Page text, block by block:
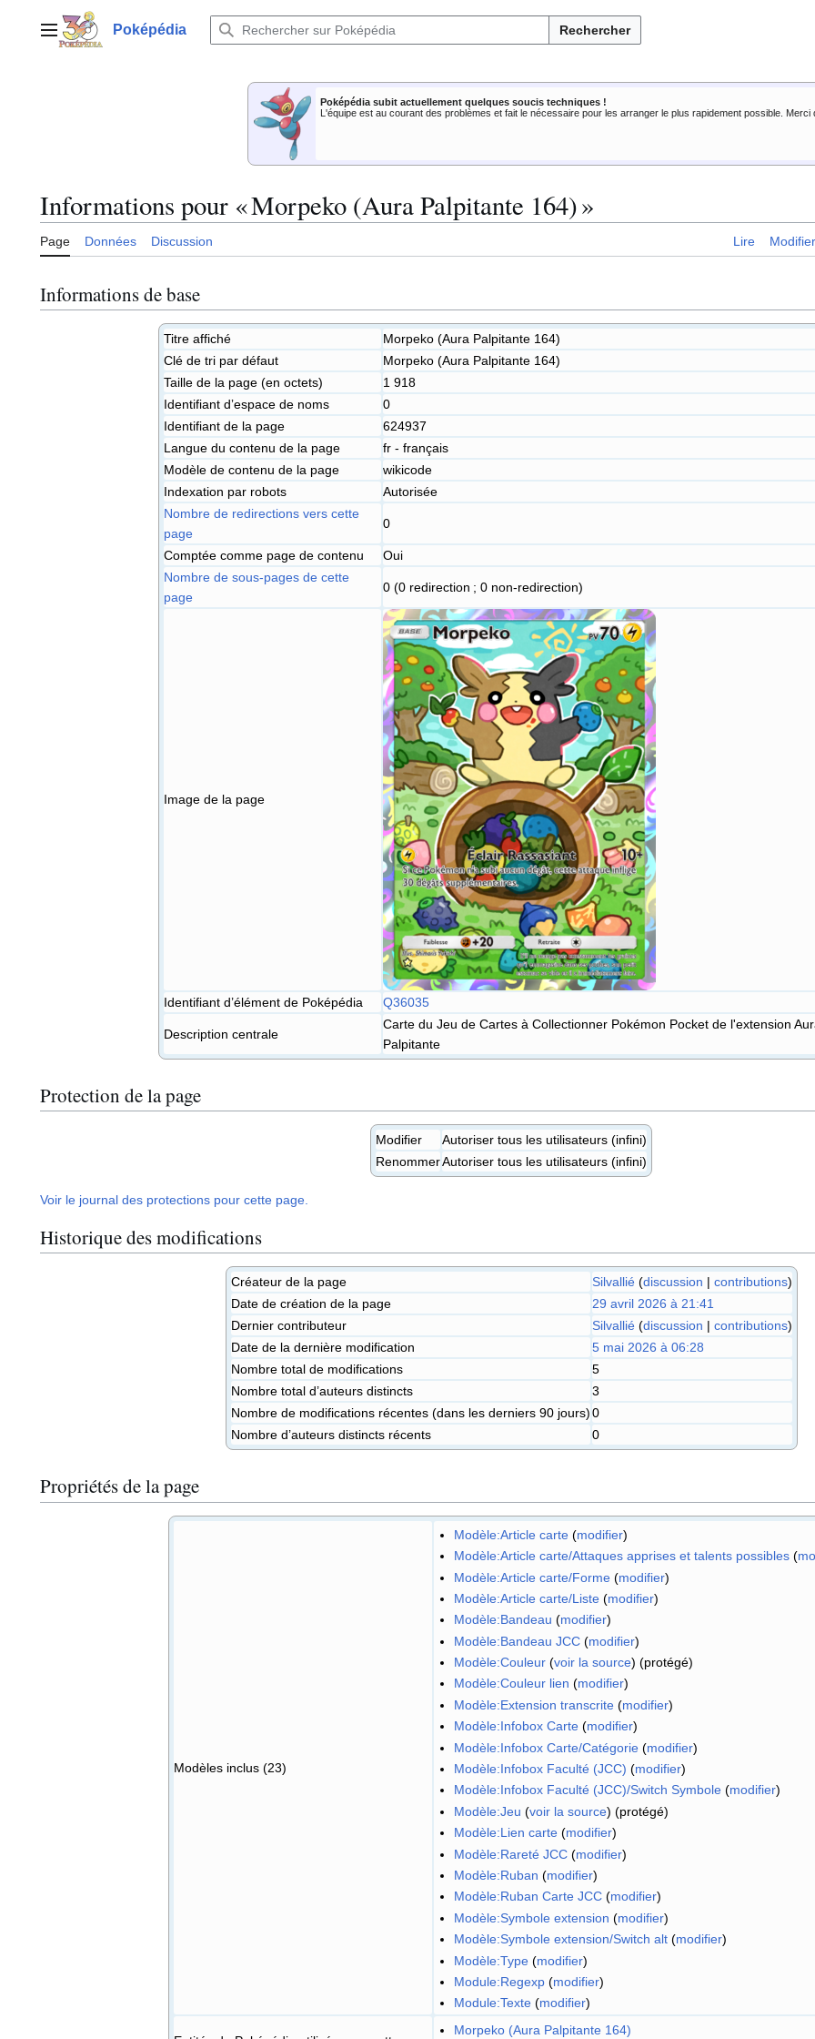
contenuMenu principalPoképédia Rechercher
Poképédia subit actuellement quelques soucis techniques !
L'équipe est au courant des problèmes et fait le nécessaire pour les arranger le plus rapidement possible.
Informations pour « Morpeko (Aura Palpitante 164) »
Page Données Discussion Lire Modifier
Informations de base
Titre affiché
Morpeko (Aura Palpitante 164)
Clé de tri par défaut
Morpeko (Aura Palpitante 164)
Taille de la page (en octets)
1 918
Identifiant dʼespace de noms
0
Identifiant de la page
624937
Langue du contenu de la page
fr - français
Modèle de contenu de la page
wikicode
Indexation par robots
Autorisée
Nombre de redirections vers cette
page
0
Comptée comme page de contenu
Oui
Nombre de sous-pages de cette
page
0 (0 redirection ; 0 non-redirection)
Image de la page
Identifiant d’élément de Poképédia Q36035
Description centrale
Carte du Jeu de Cartes à Collectionner Pokémon Pocket de l'extension
Palpitante
Protection de la page
Modifier
Autoriser tous les utilisateurs (infini)
RenommerAutoriser tous les utilisateurs (infini)
Voir le journal des protections pour cette page.
Historique des modifications
Créateur de la page Silvallié (discussion | contributions)
Date de création de la page
29 avril 2026 à 21:41
Dernier contributeur
Silvallié (discussion | contributions)
Date de la dernière modification
5 mai 2026 à 06:28
Nombre total de modifications
5
Nombre total d’auteurs distincts
3
Nombre de modifications récentes (dans les derniers 90 jours)0
Nombre d’auteurs distincts récents
0
Propriétés de la page
Modèles inclus (23)
Modèle:Article carte(modifier)
Modèle:Article carte/Attaques apprises et talents possibles(
Modèle:Article carte/Forme(modifier)
Modèle:Article carte/Liste(modifier)
Modèle:Bandeau (modifier)
Modèle:Bandeau JCC(modifier)
Modèle:Couleur(voir la source) (protégé)
Modèle:Couleur lien (modifier)
Modèle:Extension transcrite(modifier)
Modèle:Infobox Carte(modifier)
Modèle:Infobox Carte/Catégorie(modifier)
Modèle:Infobox Faculté (JCC) (modifier)
Modèle:Infobox Faculté (JCC)/Switch Symbole(modifier)
Modèle:Jeu (voir la source) (protégé)
Modèle:Lien carte(modifier)
Modèle:Rareté JCC(modifier)
Modèle:Ruban (modifier)
Modèle:Ruban Carte JCC(modifier)
Modèle:Symbole extension (modifier)
Modèle:Symbole extension/Switch alt(modifier)
Modèle:Type(modifier)
Module:Regexp(modifier)
Module:Texte(modifier)
Morpeko (Aura Palpitante 164)